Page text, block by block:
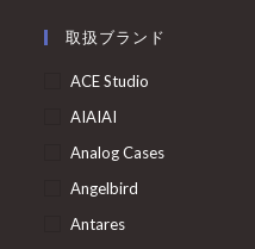
取扱ブランド
ACE Studio
AIAIAI
Analog Cases
Angelbird
Antares